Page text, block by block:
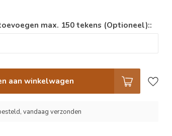
max. 150 tekens (Optioneel)::
aan winkelwagen
vandaag verzonden